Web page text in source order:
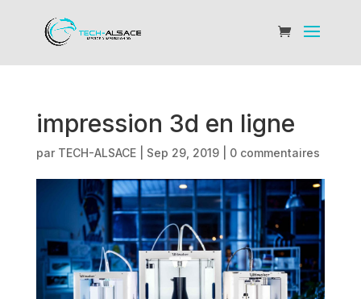
impression 3d en ligne
par TECH-ALSACE| Sep 29, 2019| 0 commentaires